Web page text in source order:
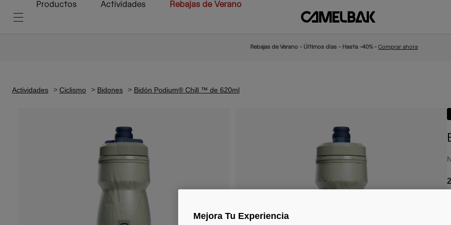
Productos Actividades Rebajas de Verano
Rebajas de Verano - Últimos días - Hasta -40% -Comprar ahora
Actividades Ciclismo Bidones Bidón Podium® Chill ™ de 620ml
Mejora Tu Experiencia